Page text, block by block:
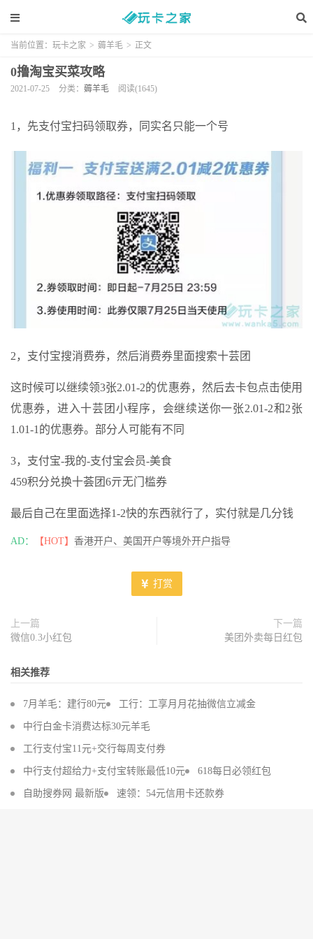
当前位置： 玩卡之家 > 薅羊毛 > 正文
0撸淘宝买菜攻略
2021-07-25 分类： 薅羊毛 阅读(1645)
1，先支付宝扫码领取券，同实名只能一个号
2，支付宝搜消费券，然后消费券里面搜索十芸团
这时候可以继续领3张2.01-2的优惠券，然后去卡包点击使用
优惠券，进入十芸团小程序，会继续送你一张2.01-2和2张
1.01-1的优惠券。部分人可能有不同
3，支付宝-我的-支付宝会员-美食
459积分兑换十荟团6亓无门槛券
最后自己在里面选择1-2快的东西就行了，实付就是几分钱
AD： 【HOT】 香港开户、美国开户等境外开户指导
打赏
上一篇
微信0.3小红包
下一篇
美团外卖每日红包
相关推荐
7月羊毛：建行80元 工行：工享月月花抽微信立减金
中行白金卡消费达标30元羊毛
工行支付宝11元+交行每周支付券
中行支付超给力+支付宝转账最低10元 618每日必领红包
自助搜券网 最新版 速领：54元信用卡还款券